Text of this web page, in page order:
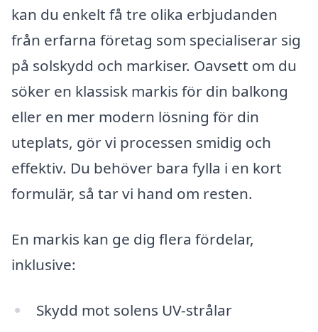
kan du enkelt få tre olika erbjudanden
från erfarna företag som specialiserar sig
på solskydd och markiser. Oavsett om du
söker en klassisk markis för din balkong
eller en mer modern lösning för din
uteplats, gör vi processen smidig och
effektiv. Du behöver bara fylla i en kort
formulär, så tar vi hand om resten.
En markis kan ge dig flera fördelar,
inklusive:
Skydd mot solens UV-strålar